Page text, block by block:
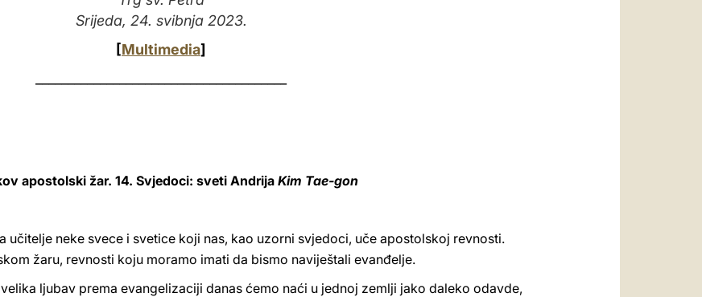
Srijeda, 24. svibnja 2023.
[Multimedia]
apostolski žar. 14. Svjedoci: sveti Andrija Kim Tae-gon
učitelje neke svece i svetice koji nas, kao uzorni svjedoci, uče apostolskoj revnosti.
žaru, revnosti koju moramo imati da bismo naviještali evanđelje.
ljubav prema evangelizaciji danas ćemo naći u jednoj zemlji jako daleko odavde,